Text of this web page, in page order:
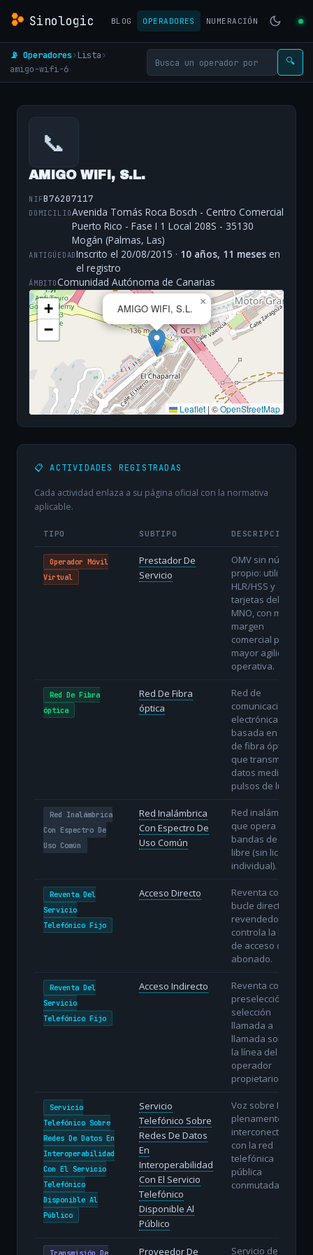
Sinologic BLOG OPERADORES NUMERACIÓN
📡 Operadores› Lista›
amigo-wifi-6
🔍
📞
AMIGO WIFI, S.L.
NIFB76207117
DOMICILIOAvenida Tomás Roca Bosch - Centro Comercial
Puerto Rico - Fase I 1 Local 208S - 35130
Mogán (Palmas, Las)
ANTIGÜEDADInscrito el 20/08/2015 · 10 años, 11 meses en
el registro
ÁMBITOComunidad Autónoma de Canarias
AMIGO WIFI, S.L.
×
+
−
Leaflet |©OpenStreetMap
📋 ACTIVIDADES REGISTRADAS
Cada actividad enlaza a su página oficial con la normativa
aplicable.
TIPO SUBTIPO DESCRIPCIÓN
Operador Móvil
Virtual
Prestador De
Servicio
OMV sin núcleo
propio: utiliza
HLR/HSS y
tarjetas del
MNO, con menor
margen
comercial pero
mayor agilidad
operativa.
Red De Fibra
óptica
Red De Fibra
óptica
Red de
comunicaciones
electrónicas
basada en hilos
de fibra óptica
que transmiten
datos mediante
pulsos de luz.
Red Inalámbrica
Con Espectro De
Uso Común
Red Inalámbrica
Con Espectro De
Uso Común
Red inalámbrica
que opera en
bandas de uso
libre (sin licencia
individual).
Reventa Del
Servicio
Telefónico Fijo
Acceso Directo
Reventa con
bucle directo: el
revendedor
controla la línea
de acceso del
abonado.
Reventa Del
Servicio
Telefónico Fijo
Acceso Indirecto
Reventa con
preselección o
selección
llamada a
llamada sobre
la línea del
operador
propietario.
Servicio
Telefónico Sobre
Redes De Datos En
Interoperabilidad
Con El Servicio
Telefónico
Disponible Al
Público
Servicio
Telefónico Sobre
Redes De Datos
En
Interoperabilidad
Con El Servicio
Telefónico
Disponible Al
Público
Voz sobre IP
plenamente
interconectada
con la red
telefónica
pública
conmutada.
Transmisión De Proveedor De Servicio de